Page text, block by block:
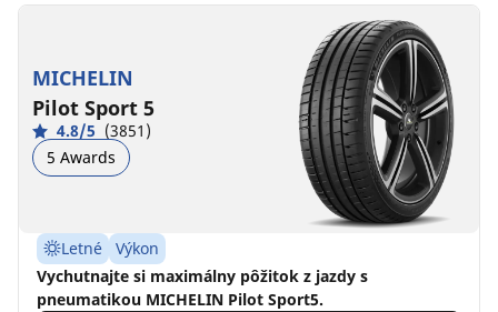
MICHELIN
Pilot Sport 5
4.8/5 (3851)
5 Awards
Letné
Výkon
Vychutnajte si maximálny pôžitok z jazdy s
pneumatikou MICHELIN Pilot Sport5.